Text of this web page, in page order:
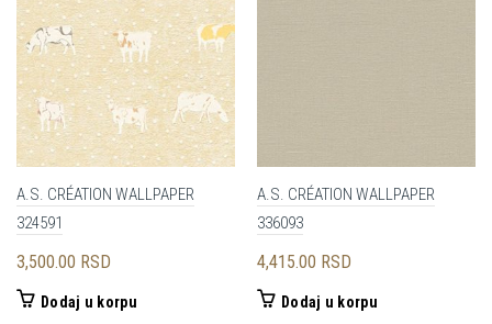
A.S. CRÉATION WALLPAPER
324591
3,500.00 RSD
Dodaj u korpu
A.S. CRÉATION WALLPAPER
336093
4,415.00 RSD
Dodaj u korpu